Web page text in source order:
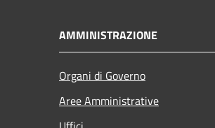
AMMINISTRAZIONE
Organi di Governo
Aree Amministrative